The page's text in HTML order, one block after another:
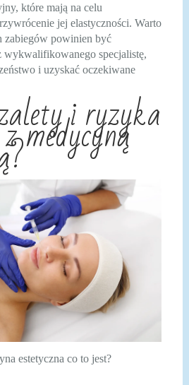
które mają na celu
jej elastyczności. Warto
zabiegów powinien być
wykwalifikowanego specjalistę,
i uzyskać oczekiwane
i ryzyka
medycyną
estetyczna co to jest?